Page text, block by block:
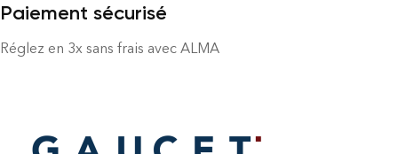
Paiement sécurisé
Réglez en 3x sans frais avec ALMA